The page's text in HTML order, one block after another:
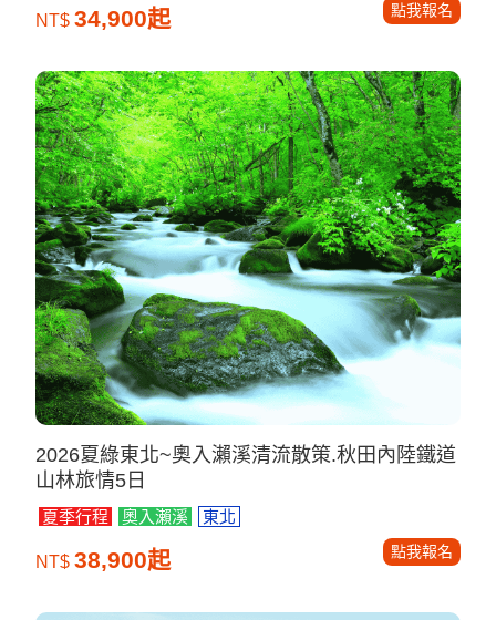
NT$ 34,900起 點我報名
2026夏綠東北~奧入瀨溪清流散策.秋田內陸鐵道
山林旅情5日
夏季行程 奧入瀨溪 東北
NT$ 38,900起 點我報名